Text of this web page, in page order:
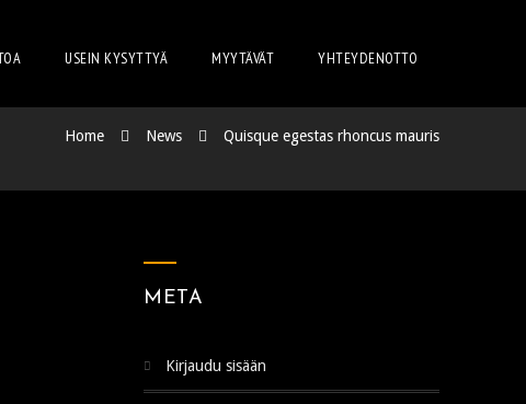
USEIN KYSYTTYÄ MYYTÄVÄT YHTEYDENOTTO
Home News Quisque egestas rhoncus mauris
META
Kirjaudu sisään